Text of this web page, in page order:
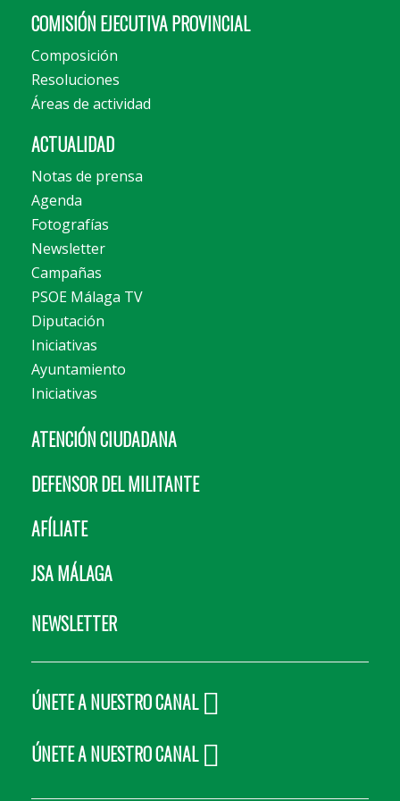
COMISIÓN EJECUTIVA PROVINCIAL
Composición
Resoluciones
Áreas de actividad
ACTUALIDAD
Notas de prensa
Agenda
Fotografías
Newsletter
Campañas
PSOE Málaga TV
Diputación
Iniciativas
Ayuntamiento
Iniciativas
ATENCIÓN CIUDADANA
DEFENSOR DEL MILITANTE
AFÍLIATE
JSA MÁLAGA
NEWSLETTER
ÚNETE A NUESTRO CANAL
ÚNETE A NUESTRO CANAL